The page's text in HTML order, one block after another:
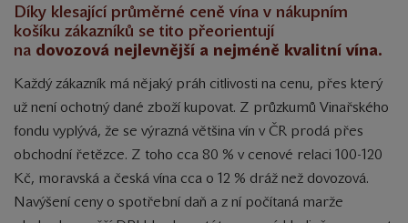
Díky klesající průměrné ceně vína v nákupním
košíku zákazníků se tito přeorientují
na dovozová nejlevnější a nejméně kvalitní vína.
Každý zákazník má nějaký práh citlivosti na cenu, přes který
už není ochotný dané zboží kupovat. Z průzkumů Vinařského
fondu vyplývá, že se výrazná většina vín v ČR prodá přes
obchodní řetězce. Z toho cca 80 % v cenové relaci 100-120
Kč, moravská a česká vína cca o 12 % dráž než dovozová.
Navýšení ceny o spotřební daň a z ní počítaná marže